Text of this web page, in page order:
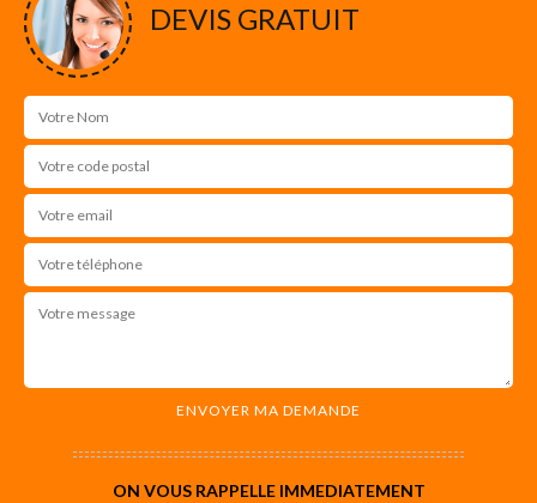
DEVIS GRATUIT
ON VOUS RAPPELLE IMMEDIATEMENT